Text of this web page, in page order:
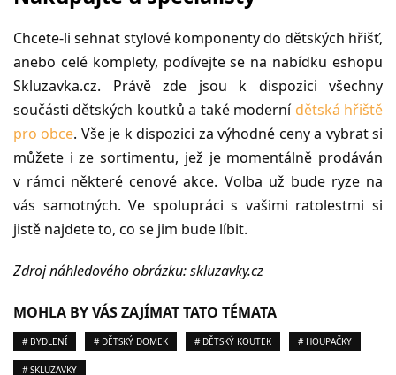
Chcete-li sehnat stylové komponenty do dětských hřišť,
anebo celé komplety, podívejte se na nabídku eshopu
Skluzavka.cz. Právě zde jsou k dispozici všechny
součásti dětských koutků a také moderní dětská hřiště
pro obce. Vše je k dispozici za výhodné ceny a vybrat si
můžete i ze sortimentu, jež je momentálně prodáván
v rámci některé cenové akce. Volba už bude ryze na
vás samotných. Ve spolupráci s vašimi ratolestmi si
jistě najdete to, co se jim bude líbit.
Zdroj náhledového obrázku: skluzavky.cz
MOHLA BY VÁS ZAJÍMAT TATO TÉMATA
# BYDLENÍ # DĚTSKÝ DOMEK # DĚTSKÝ KOUTEK # HOUPAČKY
# SKLUZAVKY